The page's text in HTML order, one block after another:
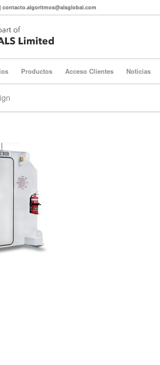
contacto.algoritmos@alsglobal.com
Productos Acceso Clientes Noticias